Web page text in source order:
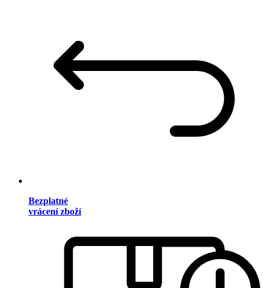
Bezplatné
vrácení zboží